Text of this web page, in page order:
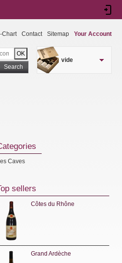
vide
Chart Contact Sitemap Your Account
Search
Caves
sellers
Côtes du Rhône
Grand Ardèche